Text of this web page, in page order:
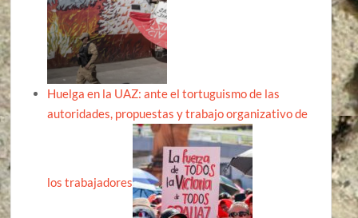
Huelga en la UAZ: ante el tortuguismo de las
autoridades, propuestas y trabajo organizativo de
los trabajadores